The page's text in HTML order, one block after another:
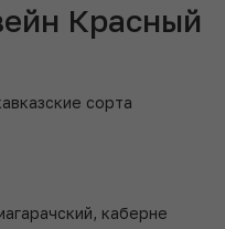
Красный
сорта
каберне